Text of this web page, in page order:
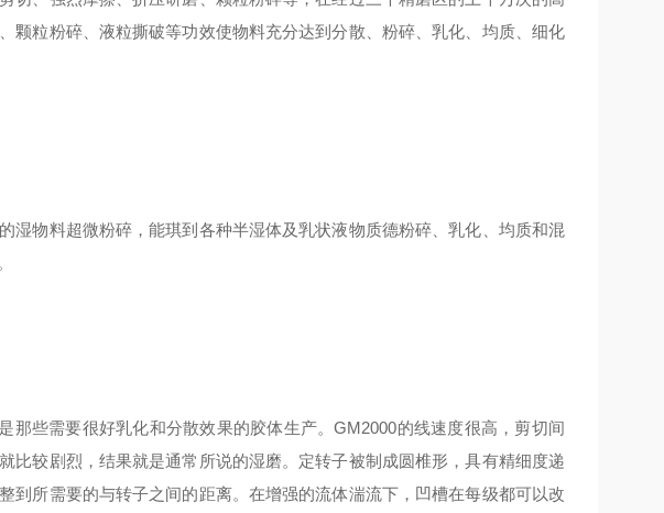
颗粒粉碎、液粒撕破等功效使物料充分达到分散、粉碎、乳化、均质、细化
湿物料超微粉碎，能琪到各种半湿体及乳状液物质德粉碎、乳化、均质和混
那些需要很好乳化和分散效果的胶体生产。GM2000的线速度很高，剪切间
比较剧烈，结果就是通常所说的湿磨。定转子被制成圆椎形，具有精细度递
到所需要的与转子之间的距离。在增强的流体湍流下，凹槽在每级都可以改